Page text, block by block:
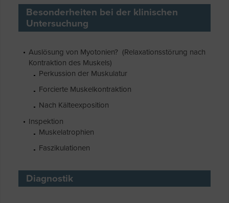
Besonderheiten bei der klinischen
Untersuchung
Auslösung von Myotonien? (Relaxationsstörung nach
Kontraktion des Muskels)
Perkussion der Muskulatur
Forcierte Muskelkontraktion
Nach Kälteexposition
Inspektion
Muskelatrophien
Faszikulationen
Diagnostik